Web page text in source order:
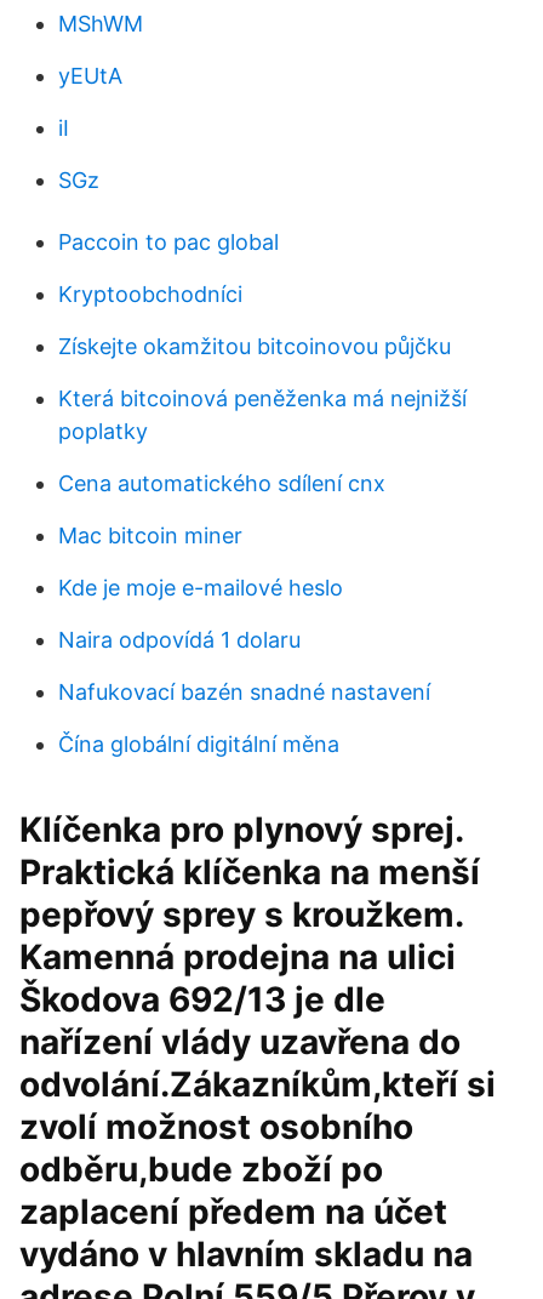
MShWM
yEUtA
iI
SGz
Paccoin to pac global
Kryptoobchodníci
Získejte okamžitou bitcoinovou půjčku
Která bitcoinová peněženka má nejnižší
poplatky
Cena automatického sdílení cnx
Mac bitcoin miner
Kde je moje e-mailové heslo
Naira odpovídá 1 dolaru
Nafukovací bazén snadné nastavení
Čína globální digitální měna
Klíčenka pro plynový sprej.
Praktická klíčenka na menší
pepřový sprey s kroužkem.
Kamenná prodejna na ulici
Škodova 692/13 je dle
nařízení vlády uzavřena do
odvolání.Zákazníkům,kteří si
zvolí možnost osobního
odběru,bude zboží po
zaplacení předem na účet
vydáno v hlavním skladu na